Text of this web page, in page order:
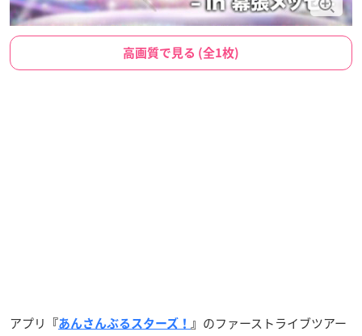
高画質で見る (全1枚)
アプリ 『あんさんぶるスターズ！ 』 のファーストライブツアー